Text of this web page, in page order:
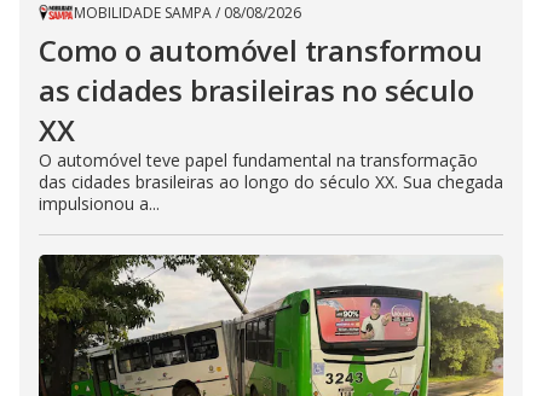
MOBILIDADE SAMPA/ 08/08/2026
Como o automóvel transformou
as cidades brasileiras no século
XX
O automóvel teve papel fundamental na transformação
das cidades brasileiras ao longo do século XX. Sua chegada
impulsionou a...